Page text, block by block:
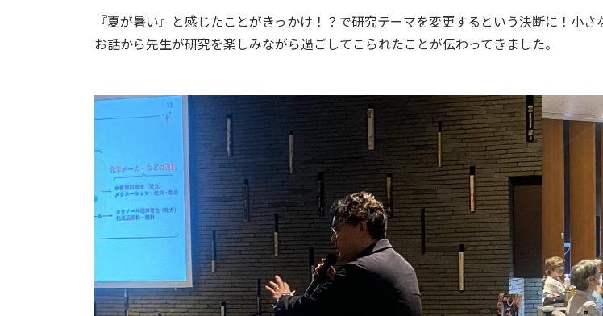
『夏が暑い』と感じたことがきっかけ！？で研究テーマを変更するという決断に！小
お話から先生が研究を楽しみながら過ごしてこられたことが伝わってきました。